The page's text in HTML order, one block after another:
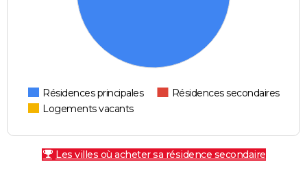
Résidences principales
Résidences secondaires
Logements vacants
Les villes où acheter sa résidence secondaire